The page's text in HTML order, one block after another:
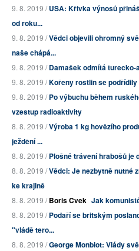
9. 8. 2019 /USA: Křivka výnosů
od roku...
9. 8. 2019 /Vědci objevili ohromný
naše chápá...
9. 8. 2019 /Damašek odmítá
9. 8. 2019 /Kořeny rostlin se
9. 8. 2019 /Po výbuchu během
vzestup radioaktivity
8. 8. 2019 /Výroba 1 kg hovězího
ježdění ...
8. 8. 2019 /Plošné trávení hrabošů je
8. 8. 2019 /Vědci: Je nezbytně nutné
ke krajině
8. 8. 2019 /Boris Cvek Jak
8. 8. 2019 /Podaří se britským
"vládě tero...
8. 8. 2019 /George Monbiot: Vlády